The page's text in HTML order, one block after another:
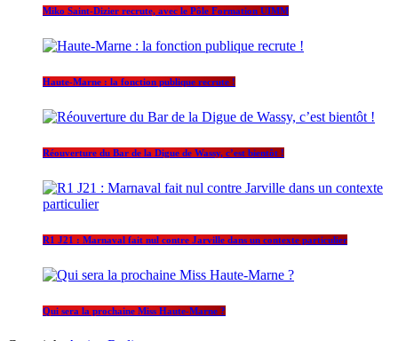
Miko Saint-Dizier recrute, avec le Pôle Formation UIMM
Haute-Marne : la fonction publique recrute !
Réouverture du Bar de la Digue de Wassy, c’est bientôt !
R1 J21 : Marnaval fait nul contre Jarville dans un contexte particulier
Qui sera la prochaine Miss Haute-Marne ?